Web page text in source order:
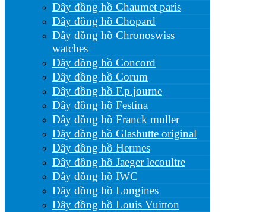
Dây đồng hồ Chaumet paris
Dây đồng hồ Chopard
Dây đồng hồ Chronoswiss
watches
Dây đồng hồ Concord
Dây đồng hồ Corum
Dây đồng hồ F.p.journe
Dây đồng hồ Festina
Dây đồng hồ Franck muller
Dây đồng hồ Glashutte original
Dây đồng hồ Hermes
Dây đồng hồ Jaeger lecoultre
Dây đồng hồ IWC
Dây đồng hồ Longines
Dây đồng hồ Louis Vuitton